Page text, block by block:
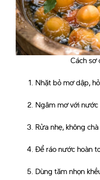
Cách sơ
Nhặt bỏ mơ dập,
Ngâm mơ với
Rửa nhẹ, không
Để ráo nước hoàn
Dùng tăm nhọn